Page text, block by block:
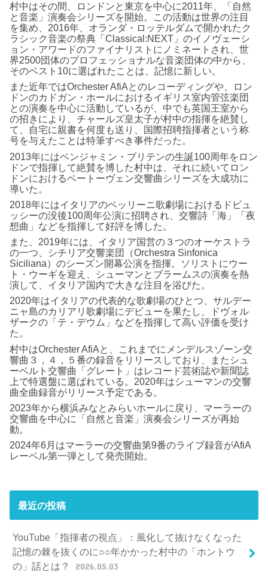
村中はその間、ロンドンと東京を中心に2011年、「自然
と音楽」演奏会シリーズを開始。この活動は世界の注目
を集め、2016年、オランダ・ロッテルダムで開かれたク
ラシック音楽の祭典「Classical:NEXT」のイノヴェーシ
ョン・アワードのファイナリストにノミネートされ、世
界2500団体のプロフェッショナルな音楽団体の中から、
そのベスト10に選ばれたことは、記憶に新しい。
また近年ではOrchester AfiAとのレコーディングや、ロン
ドンのカドガン・ホールにおけるイギリス室内管弦楽団
との演奏を中心に活動しているが、中でも英国王室から
の招きにより、チャールズ皇太子が村中の指揮を絶賛し
て、自宅に親書を何度も送り、国際招聘指揮者という称
号を与えたことは特筆すべき事件だった。
2013年にはベンジャミン・ブリテンの生誕100周年をロン
ドンで指揮して絶賛を博した村中は、それに続いてロン
ドンにおけるベートーヴェン交響曲シリーズを大成功に
導いた。
2018年にはイタリアのベッリーニ歌劇場におけるドビュ
ッシーの没後100周年公演に招聘され、交響詩「海」「夜
想曲」などを指揮して好評を博した。
また、2019年には、イタリア国営の３つのオーケストラ
の一つ、シチリア交響楽団（Orchestra Sinfonica
Siciliana）のシーズン開幕公演を指揮。ソリストにウー
ト・ウーギを迎え、シューマンとブラームスの演奏を熱
演して、イタリア国内で大きな注目を浴びた。
2020年はイタリアの代表的な歌劇場のひとつ、サルデー
ニャ島のカリアリ歌劇場にデビューを果たし、ドヴォル
ザークの「テ・デウム」などを指揮して高い評価を受け
た。
村中はOrchester AfiAと、これまでにメンデルスゾーン交
響曲３，４，５番の録音をリリースしており、またシュ
ーベルト交響曲「グレート」はレコード芸術誌や新聞誌
上で特選盤に選ばれている。2020年はシューマンの交響
曲全曲録音がリリース予定である。
2023年から横浜みなとみらいホールに戻り、マーラーの
交響曲を中心に「自然と音楽」演奏会シリーズが再始
動。
2024年6月はマーラーの交響曲第9番のライブ録音がAfiA
レーベル第一弾として発売開始。
最近の投稿
YouTube「指揮者の視点」：風化して抜けなくなった
記憶の棘を抜くのに○○年かかった村中の「ホントウ
の」話とは？
2026.05.03